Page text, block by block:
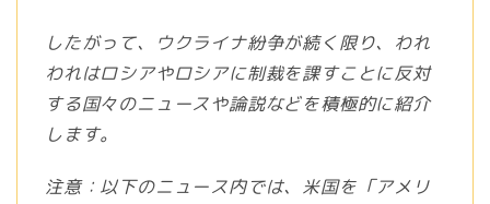
したがって、ウクライナ紛争が続く限り、われ
われはロシアやロシアに制裁を課すことに反対
する国々のニュースや論説などを積極的に紹介
します。
注意：以下のニュース内では、米国を「アメリ